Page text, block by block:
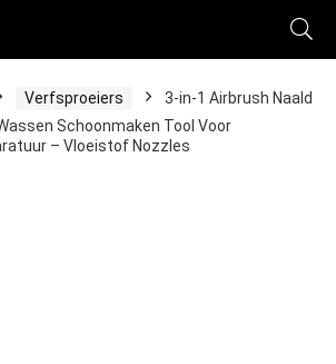
Verfsproeiers
3-in-1 Airbrush Naald
Schoonmaken Tool Voor
– Vloeistof Nozzles